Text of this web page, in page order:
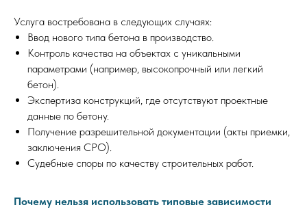
Услуга востребована в следующих случаях:
Ввод нового типа бетона в производство.
Контроль качества на объектах с уникальными
параметрами (например, высокопрочный или легкий
бетон).
Экспертиза конструкций, где отсутствуют проектные
данные по бетону.
Получение разрешительной документации (акты приемки,
заключения СРО).
Судебные споры по качеству строительных работ.
Почему нельзя использовать типовые зависимости